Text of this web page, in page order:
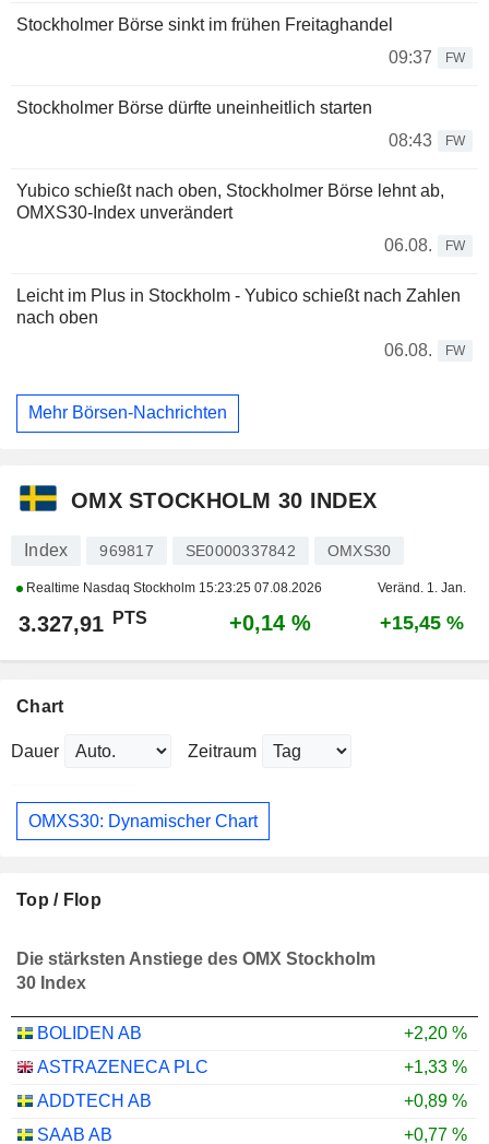
Stockholmer Börse sinkt im frühen Freitaghandel
09:37
FW
Stockholmer Börse dürfte uneinheitlich starten
08:43
FW
Yubico schießt nach oben, Stockholmer Börse lehnt ab,
OMXS30-Index unverändert
06.08.
FW
Leicht im Plus in Stockholm - Yubico schießt nach Zahlen
nach oben
06.08.
FW
Mehr Börsen-Nachrichten
OMX STOCKHOLM 30 INDEX
Index 969817 SE0000337842 OMXS30
Realtime Nasdaq Stockholm 15:23:25 07.08.2026 Veränd. 1. Jan.
3.327,91 PTS +0,14 % +15,45 %
Chart
Dauer Zeitraum
OMXS30: Dynamischer Chart
Top / Flop
Die stärksten Anstiege des OMX Stockholm
30 Index
BOLIDEN AB
+2,20 %
ASTRAZENECA PLC
+1,33 %
ADDTECH AB
+0,89 %
SAAB AB
+0,77 %